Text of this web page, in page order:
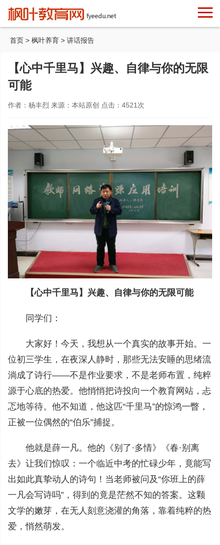
首页 > 枫叶养育 > 讲话报告
【心中千里马】兴趣、自律与你的无限
可能
作者：杨丰烈 来源：本站原创 点击： 4521 次
【心中千里马】兴趣、自律与你的无限可能
同学们：
大家好！今天，我想从一个真实的故事开始。一
位初三学生，在夜深人静时，那些无法安睡的思绪流
淌成了诗行——不是作业要求，不是老师布置，纯粹
源于心底的热爱。他悄悄把诗投向一个教育网站，忐
忑地等待。他不知道，他这匹“千里马”的惊鸿一瞥，
正被一位偶然的“伯乐”捕捉。
他就是薛一凡。他的《别了·多情》《春·别离
去》让我们惊叹：一个临近中考的忙碌少年，竟能写
出如此真挚动人的诗句！当老师被问及“你班上的薛
一凡会写诗吗”，得到的竟是茫然不知的答案。这颗
文学的嫩芽，在无人刻意浇灌的角落，靠着纯粹的热
爱，悄然萌发。